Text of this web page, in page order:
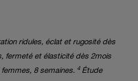
ridules, éclat et rugosité dès
fermeté et élasticité dès 2mois
femmes, 8 semaines. 4 Étude